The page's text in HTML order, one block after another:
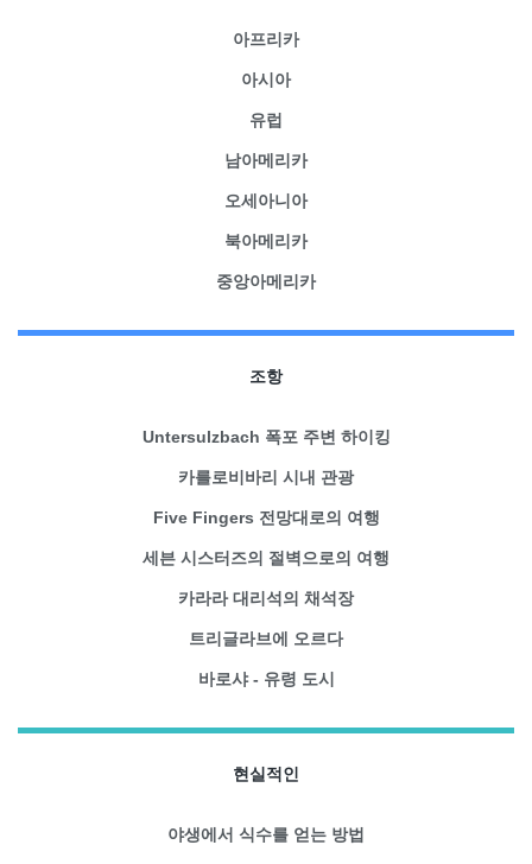
아프리카
아시아
유럽
남아메리카
오세아니아
북아메리카
중앙아메리카
조항
Untersulzbach 폭포 주변 하이킹
카를로비바리 시내 관광
Five Fingers 전망대로의 여행
세븐 시스터즈의 절벽으로의 여행
카라라 대리석의 채석장
트리글라브에 오르다
바로샤 - 유령 도시
현실적인
야생에서 식수를 얻는 방법